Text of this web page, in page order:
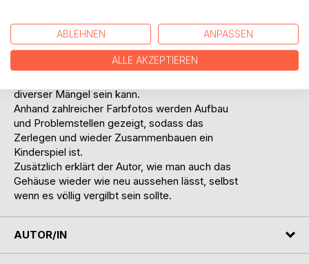
Aufwand wieder flott kriegen. Es werden
einfache Problemlösungen für die häufigsten,
meist altersbedingten, Fehler gezeigt. Es ist
erstaunlich, wie robust der solide alte Game
diverser Mängel sein kann.
Anhand zahlreicher Farbfotos werden Aufbau
und Problemstellen gezeigt, sodass das
Zerlegen und wieder Zusammenbauen ein
Kinderspiel ist.
Zusätzlich erklärt der Autor, wie man auch das
Gehäuse wieder wie neu aussehen lässt, selbst
wenn es völlig vergilbt sein sollte.
AUTOR/IN
ABLEHNEN ANPASSEN
ALLE AKZEPTIEREN